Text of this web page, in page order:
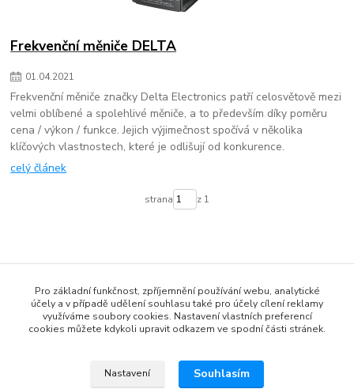
Frekvenční měniče DELTA
01.04.2021
Frekvenční měniče značky Delta Electronics patří celosvětově mezi
velmi oblíbené a spolehlivé měniče, a to především díky poměru
cena / výkon / funkce. Jejich výjimečnost spočívá v několika
klíčových vlastnostech, které je odlišují od konkurence.
celý článek
strana z 1
www.czech-meanwell.cz
www.spinanyzdroj.cz
Pro základní funkčnost, zpříjemnění používání webu, analytické
účely a v případě udělení souhlasu také pro účely cílení reklamy
využíváme soubory cookies. Nastavení vlastních preferencí
cookies můžete kdykoli upravit odkazem ve spodní části stránek.
Nastavení Souhlasím